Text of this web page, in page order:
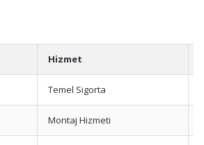
Hizmet
Temel Sigorta
Montaj Hizmeti